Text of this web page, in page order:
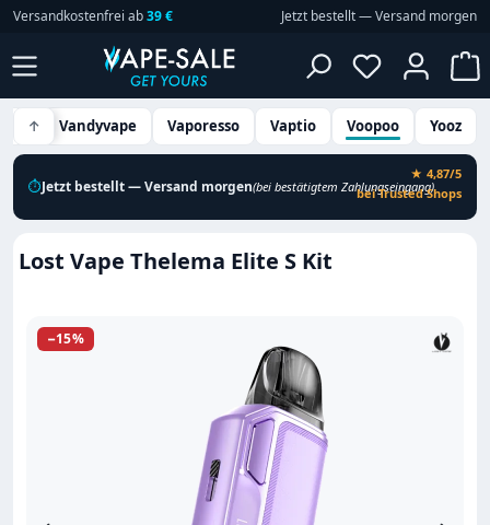
Zum Hauptinhalt springen
Versandkostenfrei ab39 € Jetzt bestellt — Versand morgen
Du hast 0
↑ Vandyvape Vaporesso Vaptio Voopoo Yooz
⏱Jetzt bestellt — Versand morgen(bei bestätigtem Zahlungseingang)
★ 4,87/5
bei Trusted Shops
Lost Vape Thelema Elite S Kit
Bildergalerie überspringen
−15%